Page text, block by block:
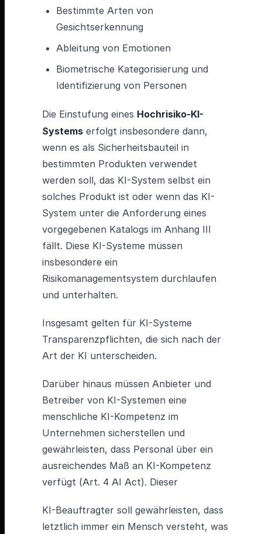
Bestimmte Arten von
Gesichtserkennung
Ableitung von Emotionen
Biometrische Kategorisierung und
Identifizierung von Personen
Die Einstufung eines Hochrisiko-KI-
Systems erfolgt insbesondere dann,
wenn es als Sicherheitsbauteil in
bestimmten Produkten verwendet
werden soll, das KI-System selbst ein
solches Produkt ist oder wenn das KI-
System unter die Anforderung eines
vorgegebenen Katalogs im Anhang III
fällt. Diese KI-Systeme müssen
insbesondere ein
Risikomanagementsystem durchlaufen
und unterhalten.
Insgesamt gelten für KI-Systeme
Transparenzpflichten, die sich nach der
Art der KI unterscheiden.
Darüber hinaus müssen Anbieter und
Betreiber von KI-Systemen eine
menschliche KI-Kompetenz im
Unternehmen sicherstellen und
gewährleisten, dass Personal über ein
ausreichendes Maß an KI-Kompetenz
verfügt (Art. 4 AI Act). Dieser
KI-Beauftragter soll gewährleisten, dass
letztlich immer ein Mensch versteht, was